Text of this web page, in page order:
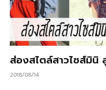
ส่องสไตล์สาวไซส์มินิ
2018/08/14